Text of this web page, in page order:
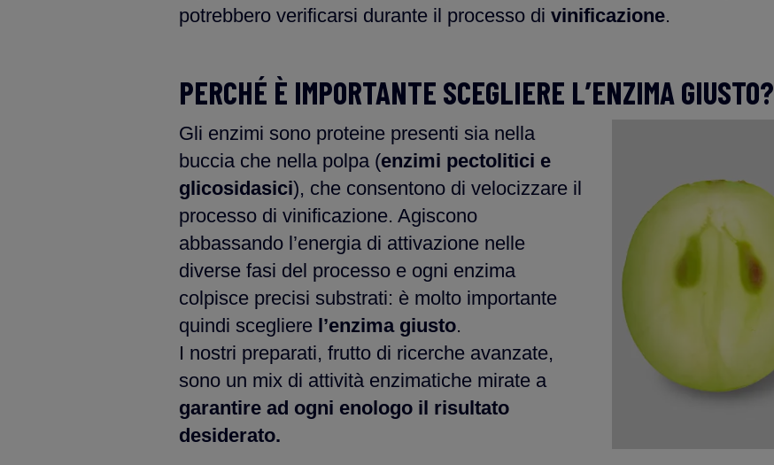
potrebbero verificarsi durante il processo di vinificazione.
PERCHÉ È IMPORTANTE SCEGLIERE L’ENZIMA GIUSTO?
Gli enzimi sono proteine presenti sia nella
buccia che nella polpa (enzimi pectolitici e
glicosidasici), che consentono di velocizzare il
processo di vinificazione. Agiscono
abbassando l’energia di attivazione nelle
diverse fasi del processo e ogni enzima
colpisce precisi substrati: è molto importante
quindi scegliere l’enzima giusto.
I nostri preparati, frutto di ricerche avanzate,
sono un mix di attività enzimatiche mirate a
garantire ad ogni enologo il risultato
desiderato.